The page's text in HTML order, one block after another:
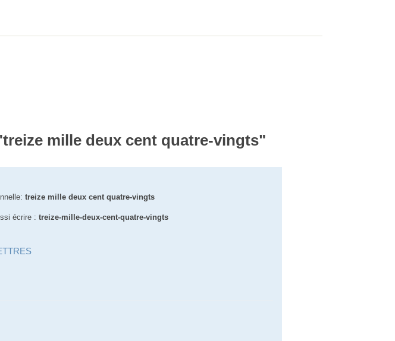
mille deux cent quatre-vingts"
treize mille deux cent quatre-vingts
écrire :treize-mille-deux-cent-quatre-vingts